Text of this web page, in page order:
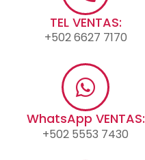
TEL VENTAS:
+502 6627 7170
WhatsApp VENTAS:
+502 5553 7430